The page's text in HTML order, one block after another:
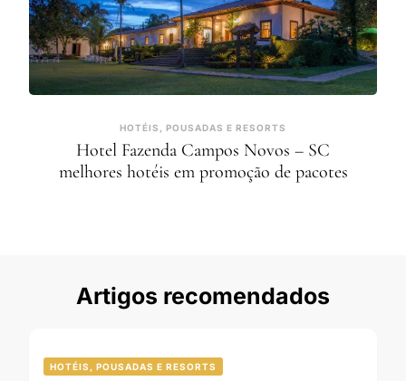
HOTÉIS, POUSADAS E RESORTS
Hotel Fazenda Campos Novos – SC
melhores hotéis em promoção de pacotes
Artigos recomendados
HOTÉIS, POUSADAS E RESORTS